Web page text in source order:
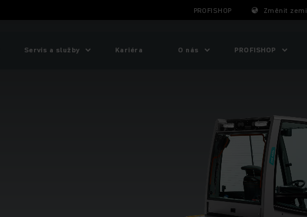
PROFISHOP Změnit zemi
Servis a služby Kariéra O nás PROFISHOP